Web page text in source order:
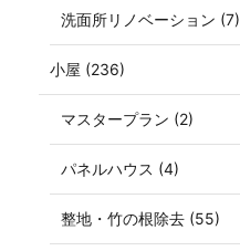
洗面所リノベーション (7)
小屋 (236)
マスタープラン (2)
パネルハウス (4)
整地・竹の根除去 (55)